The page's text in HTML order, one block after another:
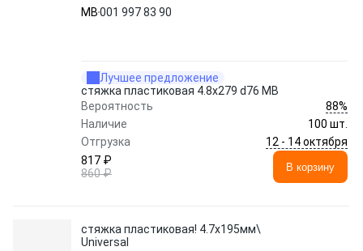
MB001 997 83 90
Лучшее предложение
стяжка пластиковая 4.8х279 d76 MB
Вероятность
88%
Наличие
100 шт.
Отгрузка
12 - 14 октября
817 ₽
860 ₽
В корзину
стяжка пластиковая! 4.7x195мм\
Universal